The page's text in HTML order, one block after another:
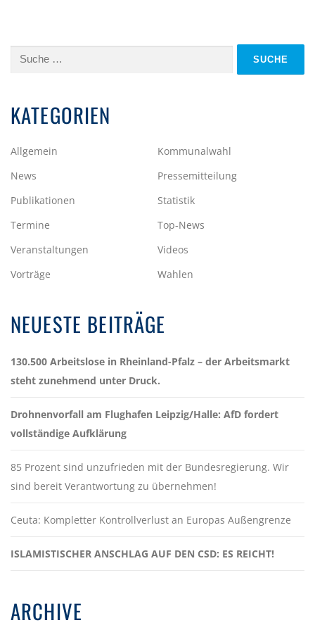
Suche
KATEGORIEN
Allgemein
Kommunalwahl
News
Pressemitteilung
Publikationen
Statistik
Termine
Top-News
Veranstaltungen
Videos
Vorträge
Wahlen
NEUESTE BEITRÄGE
130.500 Arbeitslose in Rheinland-Pfalz – der Arbeitsmarkt
steht zunehmend unter Druck.
Drohnenvorfall am Flughafen Leipzig/Halle: AfD fordert
vollständige Aufklärung
85 Prozent sind unzufrieden mit der Bundesregierung. Wir
sind bereit Verantwortung zu übernehmen!
Ceuta: Kompletter Kontrollverlust an Europas Außengrenze
ISLAMISTISCHER ANSCHLAG AUF DEN CSD: ES REICHT!
ARCHIVE